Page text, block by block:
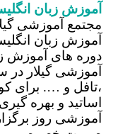
آموزش زبان
مجتمع آموزشی گیلار
آموزش زبان انگلیسی
دوره های آموزش
،تافل و …. برای
اساتید و بهره گیری
آموزشی روز برگزار